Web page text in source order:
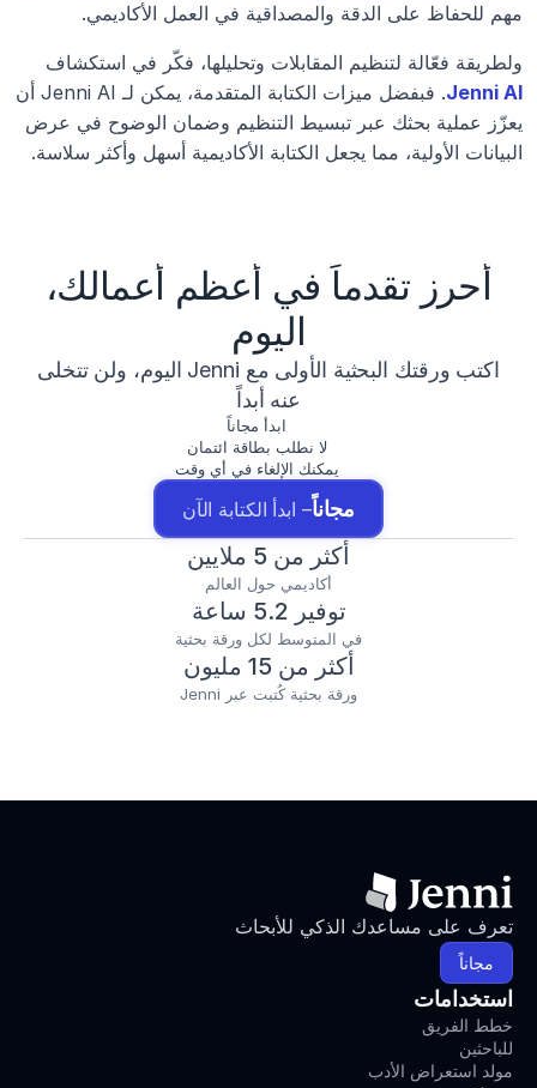
مهم للحفاظ على الدقة والمصداقية في العمل الأكاديمي.
ولطريقة فعّالة لتنظيم المقابلات وتحليلها، فكّر في استكشاف
Jenni AI
البيانات الأولية، مما يجعل الكتابة الأكاديمية أسهل وأكثر سلاسة.
أحرز تقدماً في أعظم أعمالك،
اليوم
اكتب ورقتك البحثية الأولى مع Jenni اليوم، ولن تتخلى
عنه أبداً
ابدأ مجاناً
لا نطلب بطاقة ائتمان
يمكنك الإلغاء في أي وقت
مجاناً– ابدأ الكتابة الآن
أكثر من 5 ملايين
أكاديمي حول العالم
توفير 5.2 ساعة
في المتوسط لكل ورقة بحثية
أكثر من 15 مليون
ورقة بحثية كُتبت عبر Jenni
تعرف على مساعدك الذكي للأبحاث
مجاناً
استخدامات
خطط الفريق
للباحثين
مولد استعراض الأدب